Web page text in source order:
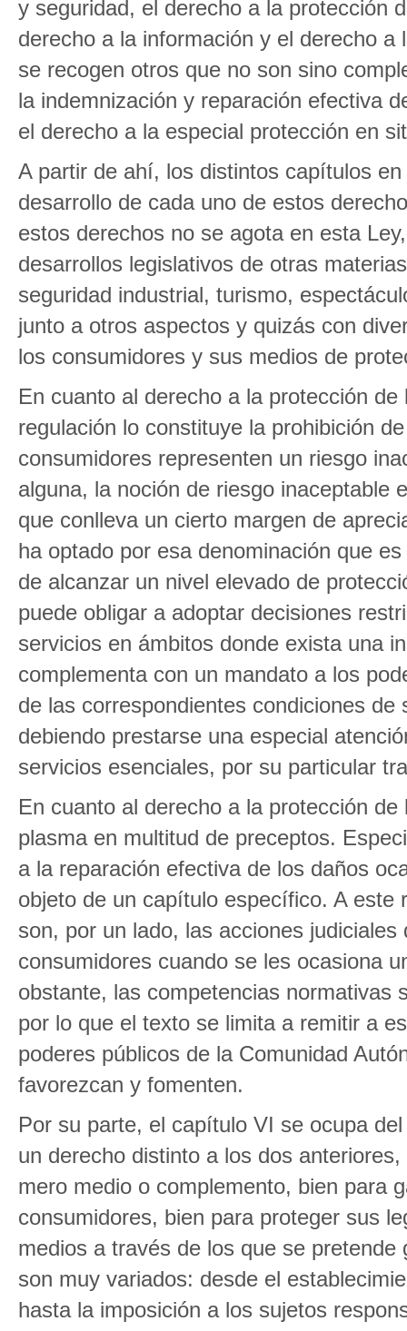
y seguridad, el derecho a la protección
derecho a la información y el derecho
se recogen otros que no son sino
la indemnización y reparación efectiva
el derecho a la especial protección en
A partir de ahí, los distintos capítulos
desarrollo de cada uno de estos
estos derechos no se agota en esta
desarrollos legislativos de otras
seguridad industrial, turismo,
junto a otros aspectos y quizás con
los consumidores y sus medios de
En cuanto al derecho a la protección
regulación lo constituye la prohibición
consumidores representen un riesgo
alguna, la noción de riesgo inaceptable
que conlleva un cierto margen de
ha optado por esa denominación que
de alcanzar un nivel elevado de
puede obligar a adoptar decisiones
servicios en ámbitos donde exista una
complementa con un mandato a los
de las correspondientes condiciones
debiendo prestarse una especial
servicios esenciales, por su particular
En cuanto al derecho a la protección
plasma en multitud de preceptos.
a la reparación efectiva de los daños
objeto de un capítulo específico. A
son, por un lado, las acciones
consumidores cuando se les ocasiona
obstante, las competencias normativas
por lo que el texto se limita a remitir a
poderes públicos de la Comunidad
favorezcan y fomenten.
Por su parte, el capítulo VI se ocupa
un derecho distinto a los dos
mero medio o complemento, bien para
consumidores, bien para proteger sus
medios a través de los que se
son muy variados: desde el
hasta la imposición a los sujetos